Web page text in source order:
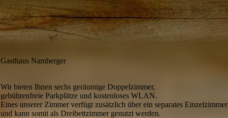
Gasthaus Namberger
Wir bieten Ihnen sechs geräumige Doppelzimmer,
gebührenfreie Parkplätze und kostenloses WLAN.
Eines unserer Zimmer verfügt zusätzlich über ein separates Einzelzimmer
und kann somit als Dreibettzimmer genutzt werden.